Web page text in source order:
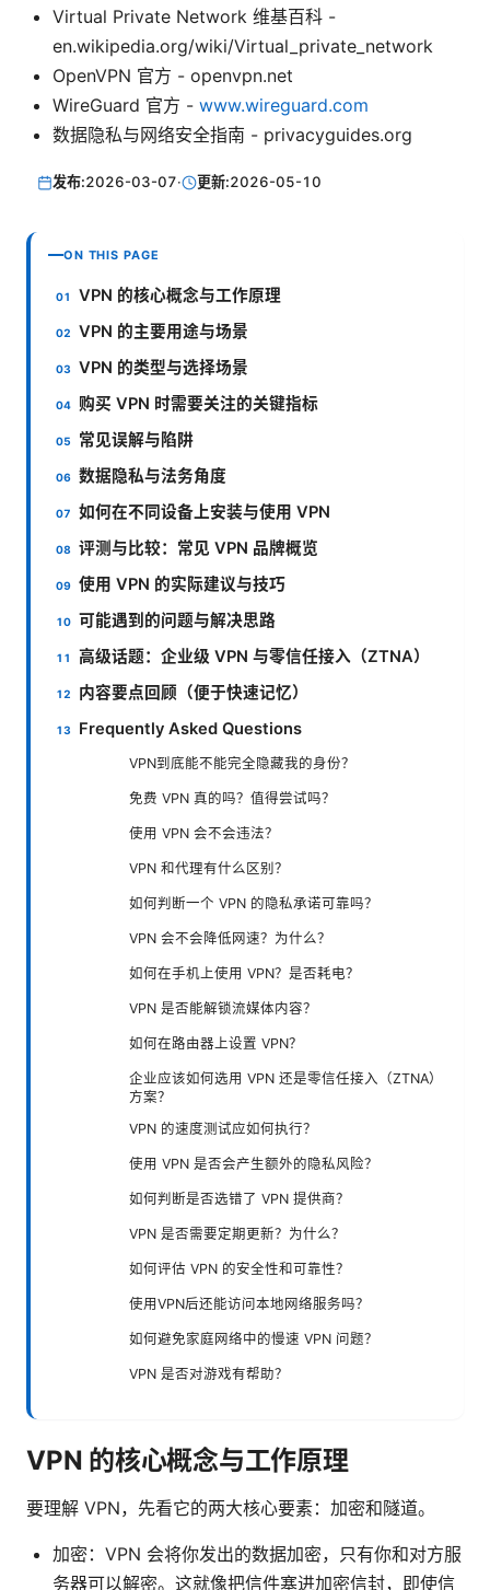
Virtual Private Network 维基百科 -
en.wikipedia.org/wiki/Virtual_private_network
OpenVPN 官方 - openvpn.net
WireGuard 官方 - www.wireguard.com
数据隐私与网络安全指南 - privacyguides.org
发布:2026-03-07· 更新:2026-05-10
ON THIS PAGE
VPN 的核心概念与工作原理
VPN 的主要用途与场景
VPN 的类型与选择场景
购买 VPN 时需要关注的关键指标
常见误解与陷阱
数据隐私与法务角度
如何在不同设备上安装与使用 VPN
评测与比较：常见 VPN 品牌概览
使用 VPN 的实际建议与技巧
可能遇到的问题与解决思路
高级话题：企业级 VPN 与零信任接入（ZTNA）
内容要点回顾（便于快速记忆）
Frequently Asked Questions
VPN到底能不能完全隐藏我的身份？
免费 VPN 真的吗？值得尝试吗？
使用 VPN 会不会违法？
VPN 和代理有什么区别？
如何判断一个 VPN 的隐私承诺可靠吗？
VPN 会不会降低网速？为什么？
如何在手机上使用 VPN？是否耗电？
VPN 是否能解锁流媒体内容？
如何在路由器上设置 VPN？
企业应该如何选用 VPN 还是零信任接入（ZTNA）
方案？
VPN 的速度测试应如何执行？
使用 VPN 是否会产生额外的隐私风险？
如何判断是否选错了 VPN 提供商？
VPN 是否需要定期更新？为什么？
如何评估 VPN 的安全性和可靠性？
使用VPN后还能访问本地网络服务吗？
如何避免家庭网络中的慢速 VPN 问题？
VPN 是否对游戏有帮助？
VPN 的核心概念与工作原理
要理解 VPN，先看它的两大核心要素：加密和隧道。
加密：VPN 会将你发出的数据加密，只有你和对方服
务器可以解密。这就像把信件塞进加密信封，即使信